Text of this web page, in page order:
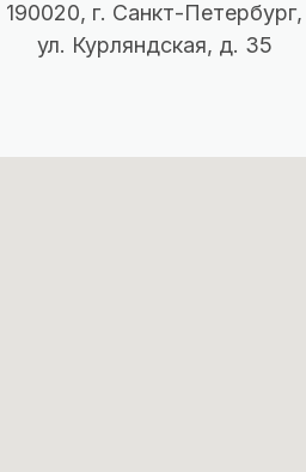
190020, г. Санкт-Петербург,
ул. Курляндская, д. 35